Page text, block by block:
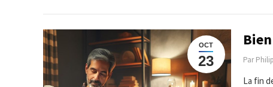
OCT
23 Par
La fin